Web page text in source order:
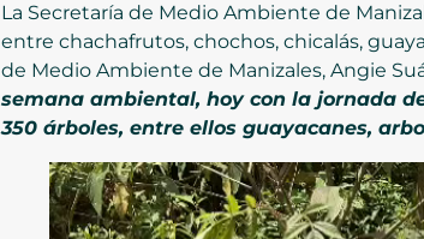
La Secretaría de Medio Ambiente de
entre chachafrutos, chochos, chicalás,
de Medio Ambiente de Manizales, Angie
semana ambiental, hoy con la jornada
350 árboles, entre ellos guayacanes,